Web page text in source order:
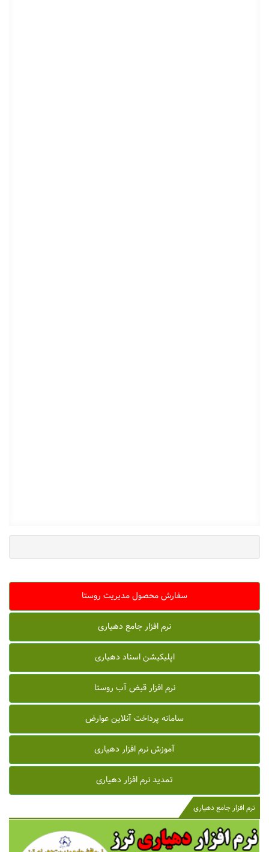
سفارش محصول مدیریت روستا
نرم افزار جامع دهیاری
اپلیکیشن اسناد دهیاری
نرم افزار قبض آب روستا
سامانه پرداخت آنلاین عوارض
آموزش نرم افزار دهیاری
تمدید نرم افزار دهیاری
نرم افزار جامع دهیاری